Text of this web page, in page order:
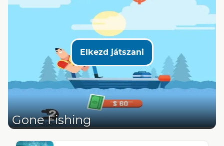
Elkezd játszani
Gone Fishing